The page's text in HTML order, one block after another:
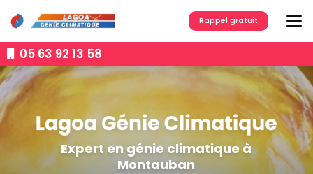
au
contenu
principal05 63 92 13 58
Rappel gratuit
Expert en génie climatique à
Montauban